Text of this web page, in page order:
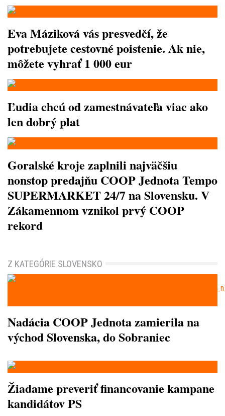
Eva Máziková vás presvedčí, že
potrebujete cestovné poistenie. Ak nie,
môžete vyhrať 1 000 eur
Ľudia chcú od zamestnávateľa viac ako
len dobrý plat
Goralské kroje zaplnili najväčšiu
nonstop predajňu COOP Jednota Tempo
SUPERMARKET 24/7 na Slovensku. V
Zákamennom vznikol prvý COOP
rekord
Z KATEGÓRIE SLOVENSKO
Nadácia COOP Jednota zamierila na
východ Slovenska, do Sobraniec
Žiadame preveriť financovanie kampane
kandidátov PS